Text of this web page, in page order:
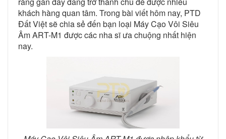
khách hàng quan tâm. Trong bài viết hôm nay, PTD
Đất Việt sẽ chia sẻ đến bạn loại Máy Cạo Vôi Siêu
Âm ART-M1 được các nha sĩ ưa chuộng nhất hiện
nay.